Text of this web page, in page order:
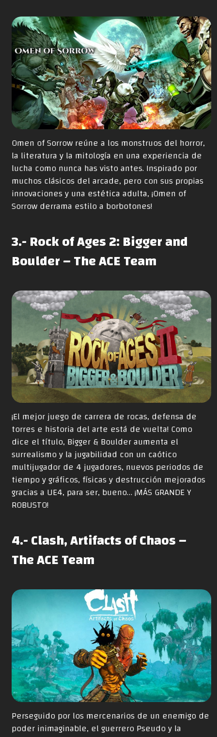
Omen of Sorrow reúne a los monstruos del horror,
la literatura y la mitología en una experiencia de
lucha como nunca has visto antes. Inspirado por
muchos clásicos del arcade, pero con sus propias
innovaciones y una estética adulta, ¡Omen of
Sorrow derrama estilo a borbotones!
3.- Rock of Ages 2: Bigger and
Boulder – The ACE Team
¡El mejor juego de carrera de rocas, defensa de
torres e historia del arte está de vuelta! Como
dice el título, Bigger & Boulder aumenta el
surrealismo y la jugabilidad con un caótico
multijugador de 4 jugadores, nuevos periodos de
tiempo y gráficos, físicas y destrucción mejorados
gracias a UE4, para ser, bueno… ¡MÁS GRANDE Y
ROBUSTO!
4.- Clash, Artifacts of Chaos –
The ACE Team
Perseguido por los mercenarios de un enemigo de
poder inimaginable, el guerrero Pseudo y la